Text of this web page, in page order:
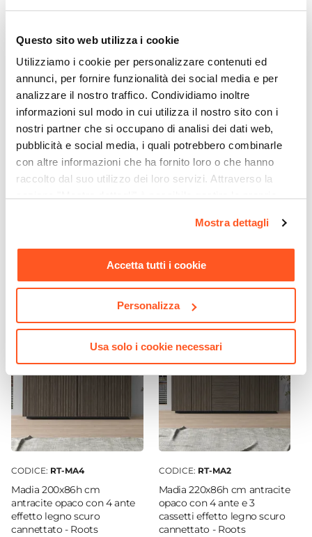
Questo sito web utilizza i cookie
Utilizziamo i cookie per personalizzare contenuti ed
annunci, per fornire funzionalità dei social media e per
analizzare il nostro traffico. Condividiamo inoltre
informazioni sul modo in cui utilizza il nostro sito con i
nostri partner che si occupano di analisi dei dati web,
pubblicità e social media, i quali potrebbero combinarle
con altre informazioni che ha fornito loro o che hanno
raccolto dal suo utilizzo dei loro servizi. Attraverso la
momento. Per maggiori informazioni si invita a leggere la
Mostra dettagli
Accetta tutti i cookie
Personalizza
Usa solo i cookie necessari
Altezza
43 cm
Colore Piano
Antracite
Colore Cassetti
Legno scuro
Colore Ante
Legno scuro
Materiale Ante
20 Kg
Portata Massima Ripiano
5 Kg
Opaca
Numero Ante
2 ante
Numero Vani
3 vani
cannettato - Roots
€ 229,01
opaco con 2 ante e 3
cannettato - Roots
€ 275,00
CODICE: RT-MA4
Madia 200x86h cm
antracite opaco con 4 ante
effetto legno scuro
cannettato - Roots
CODICE: RT-MA2
Madia 220x86h cm antracite
opaco con 4 ante e 3
cassetti effetto legno scuro
cannettato - Roots